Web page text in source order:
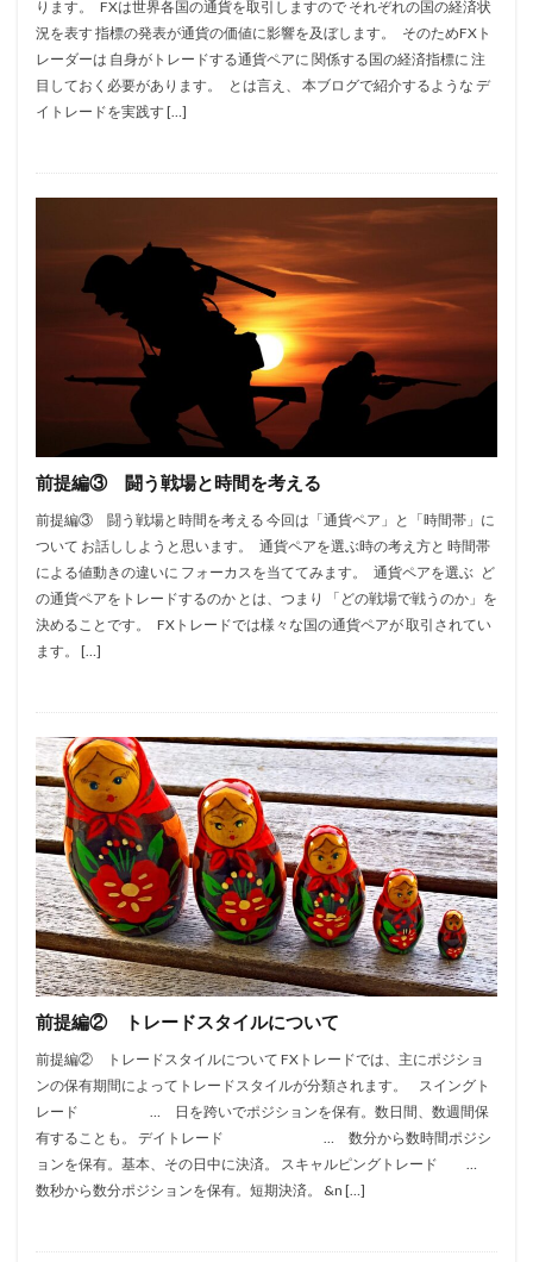
ります。 FXは世界各国の通貨を取引しますので それぞれの国の経済状
況を表す 指標の発表が通貨の価値に影響を及ぼします。 そのためFXト
レーダーは 自身がトレードする通貨ペアに 関係する国の経済指標に 注
目しておく必要があります。 とは言え、 本ブログで紹介するような デ
イトレードを実践す […]
前提編③ 闘う戦場と時間を考える
前提編③ 闘う戦場と時間を考える 今回は「通貨ペア」と「時間帯」に
ついて お話ししようと思います。 通貨ペアを選ぶ時の考え方と 時間帯
による値動きの違いに フォーカスを当ててみます。 通貨ペアを選ぶ ど
の通貨ペアをトレードするのか とは、つまり 「どの戦場で戦うのか」を
決めることです。 FXトレードでは様々な国の通貨ペアが 取引されてい
ます。 […]
前提編② トレードスタイルについて
前提編② トレードスタイルについて FXトレードでは、主にポジショ
ンの保有期間によってトレードスタイルが分類されます。 スイングト
レード … 日を跨いでポジションを保有。数日間、数週間保
有することも。 デイトレード … 数分から数時間ポジシ
ョンを保有。基本、その日中に決済。 スキャルピングトレード …
数秒から数分ポジションを保有。短期決済。 &n […]